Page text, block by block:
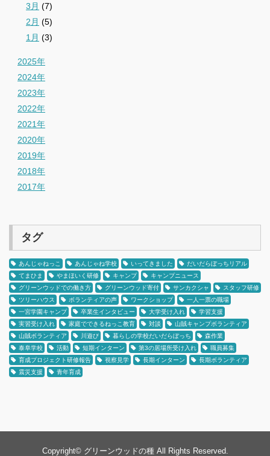
3月 (7)
2月 (5)
1月 (3)
2025年
2024年
2023年
2022年
2021年
2020年
2019年
2018年
2017年
タグ
あんじゃねっこ あんじゃね学校 いってきました
だいだらぼっちリアル
てまひま
やまほいく研修 キャンプ
キャンプニュース
グリーンウッドでの働き方
グリーンウッド寄付 サンカクシャ
スタッフ研修
ツリーハウス
ボランティアの声 ワークショップ
一人一票の職場
一宮学園キャンプ
卒業生インタビュー 大学受け入れ
学習支援
実習受け入れ
家庭でできるねっこ教育 対談
山賊キャンプボランティア
山賊ボランティア
川遊び 暮らしの学校だいだらぼっち
森作業
泰阜学校
活動 短期インターン 第3の居場所受け入れ
職員募集
育成プロジェクト研修報告
視察見学 長期インターン
長期ボランティア
震災支援
青年育成
Copyright© グリーンウッドの種All Rights Reserved.